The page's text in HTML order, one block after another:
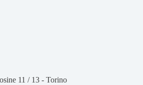
11 / 13 - Torino